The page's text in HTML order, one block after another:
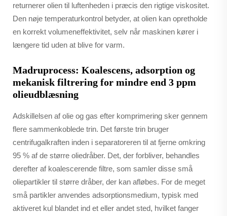
returnerer olien til luftenheden i præcis den rigtige viskositet.
Den nøje temperaturkontrol betyder, at olien kan opretholde
en korrekt volumeneffektivitet, selv når maskinen kører i
længere tid uden at blive for varm.
Madruprocess: Koalescens, adsorption og
mekanisk filtrering for mindre end 3 ppm
olieudblæsning
Adskillelsen af olie og gas efter komprimering sker gennem
flere sammenkoblede trin. Det første trin bruger
centrifugalkraften inden i separatoreren til at fjerne omkring
95 % af de større oliedråber. Det, der forbliver, behandles
derefter af koalescerende filtre, som samler disse små
oliepartikler til større dråber, der kan afløbes. For de meget
små partikler anvendes adsorptionsmedium, typisk med
aktiveret kul blandet ind et eller andet sted, hvilket fanger